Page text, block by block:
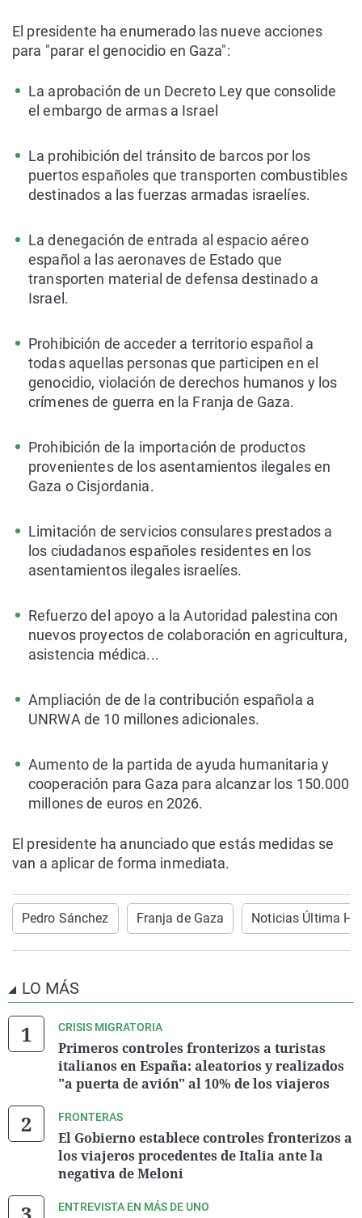
El presidente ha enumerado las nueve acciones
para "parar el genocidio en Gaza":
La aprobación de un Decreto Ley que consolide
el embargo de armas a Israel
La prohibición del tránsito de barcos por los
puertos españoles que transporten combustibles
destinados a las fuerzas armadas israelíes.
La denegación de entrada al espacio aéreo
español a las aeronaves de Estado que
transporten material de defensa destinado a
Israel.
Prohibición de acceder a territorio español a
todas aquellas personas que participen en el
genocidio, violación de derechos humanos y los
crímenes de guerra en la Franja de Gaza.
Prohibición de la importación de productos
provenientes de los asentamientos ilegales en
Gaza o Cisjordania.
Limitación de servicios consulares prestados a
los ciudadanos españoles residentes en los
asentamientos ilegales israelíes.
Refuerzo del apoyo a la Autoridad palestina con
nuevos proyectos de colaboración en agricultura,
asistencia médica...
Ampliación de de la contribución española a
UNRWA de 10 millones adicionales.
Aumento de la partida de ayuda humanitaria y
cooperación para Gaza para alcanzar los 150.000
millones de euros en 2026.
El presidente ha anunciado que estás medidas se
van a aplicar de forma inmediata.
Pedro Sánchez Franja de Gaza Noticias Última
LO MÁS
CRISIS MIGRATORIA
Primeros controles fronterizos a turistas
italianos en España: aleatorios y realizados
"a puerta de avión" al 10% de los viajeros
FRONTERAS
El Gobierno establece controles fronterizos a
los viajeros procedentes de Italia ante la
negativa de Meloni
ENTREVISTA EN MÁS DE UNO